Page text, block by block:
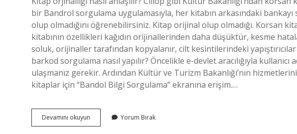
bir Bandrol sorgulama uygulamasıyla, her kitabın arkasındaki
olup olmadığını öğrenebilirsiniz. Kitap orijinal olup olmadığı. Korsan
kitabının özellikleri kağıdın orijinallerinden daha düşüktür, kesme
soluk, orijinaller tarafından kopyalanır, cilt kesintilerindeki yapıştırıcılar
barkod sorgulama nasıl yapılır? Öncelikle e-devlet aracılığıyla kullanıcı
ulaşmanız gerekir. Ardından Kültür ve Turizm Bakanlığı’nın
kitaplar için “Bandol Bilgi Sorgulama” ekranına erişim.…
Devamını okuyun
Kitabın
Yorum Bırak